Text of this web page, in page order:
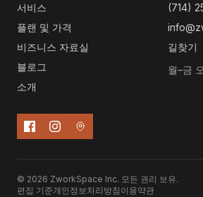
서비스
플랜 및 가격
비즈니스 자료실
블로그
소개
(714)
길찾기
월–금
© 2026 ZworkSpace Inc. 모든 권리 보유.
편집 기준개인정보처리방침 이용약관